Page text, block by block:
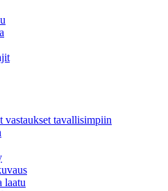
vastaukset tavallisimpiin
laatu